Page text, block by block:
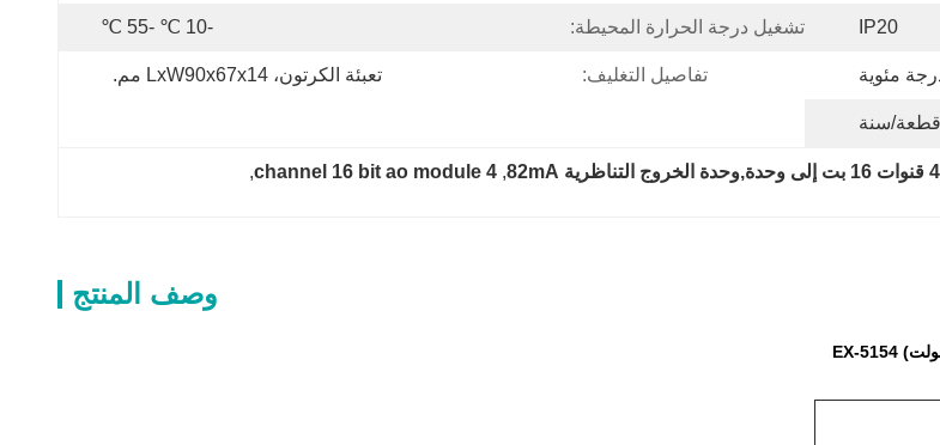
IP20 تشغيل درجة الحرارة المحيطة: -10 ℃ -55 ℃
تفاصيل التغليف: تعبئة الكرتون، LxW90x67x14 مم.
,
4 channel 16 bit ao module
,
وصف المنتج